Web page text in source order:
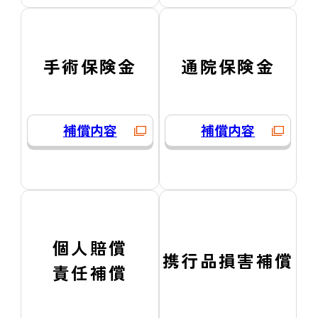
手術保険金
補償内容
通院保険金
補償内容
個人賠償
責任補償
携行品損害補償